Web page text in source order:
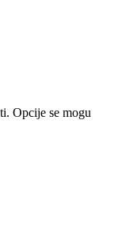
Opcije se mogu